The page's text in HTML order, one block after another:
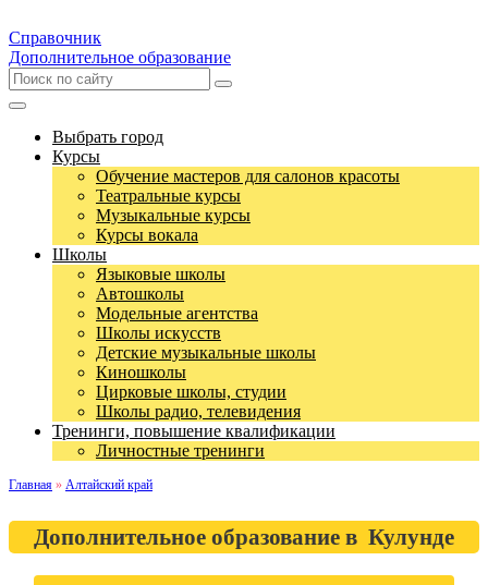
Справочник
Дополнительное образование
Выбрать город
Курсы
Обучение мастеров для салонов красоты
Театральные курсы
Музыкальные курсы
Курсы вокала
Школы
Языковые школы
Автошколы
Модельные агентства
Школы искусств
Детские музыкальные школы
Киношколы
Цирковые школы, студии
Школы радио, телевидения
Тренинги, повышение квалификации
Личностные тренинги
Главная » Алтайский край
Дополнительное образование в Кулунде